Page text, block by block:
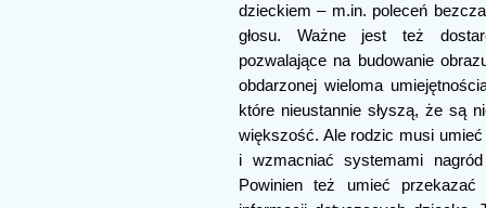
dzieckiem – m.in. poleceń
głosu. Ważne jest też
pozwalające na budowanie
obdarzonej wieloma
które nieustannie słyszą, że są
większość. Ale rodzic musi
i wzmacniać systemami
Powinien też umieć